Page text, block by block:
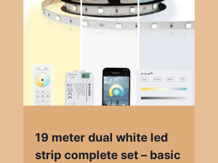
19 meter dual white led
strip complete set – basic